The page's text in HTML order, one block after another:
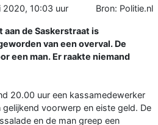
2020, 10:03 uur Bron: Politie.nl
aan de Saskerstraat is
van een overval. De
een man. Er raakte niemand
20.00 uur een kassamedewerker
voorwerp en eiste geld. De
en de man greep een